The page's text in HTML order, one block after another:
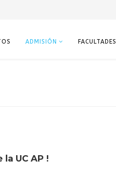
ADMISIÓN FACULTADES
UC AP !